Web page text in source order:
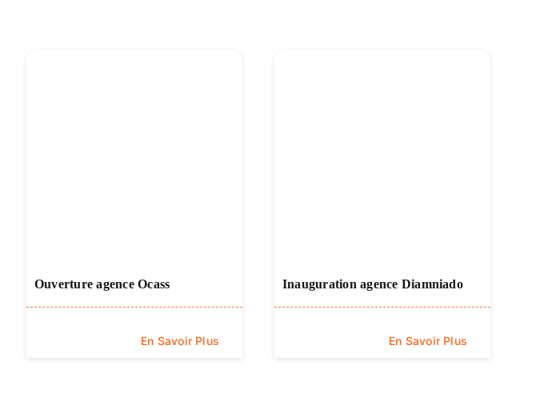
Ouverture agence Ocass
En Savoir Plus
Inauguration agence Diamniado
En Savoir Plus